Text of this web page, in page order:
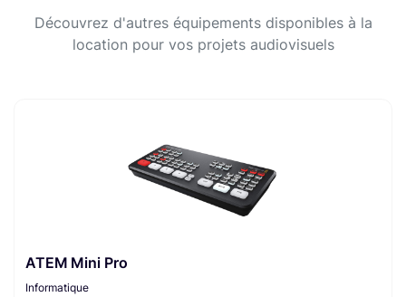
Découvrez d'autres équipements disponibles à la
location pour vos projets audiovisuels
ATEM Mini Pro
Informatique